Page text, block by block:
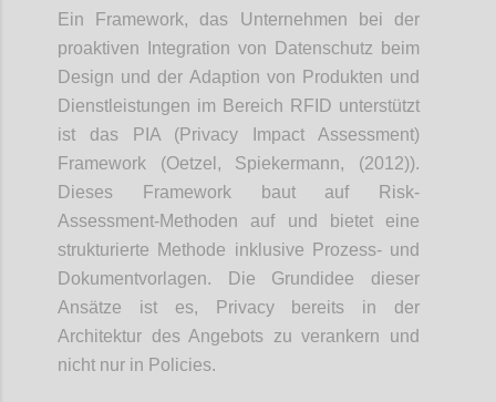
Ein Framework, das Unternehmen bei der
proaktiven Integration von Datenschutz beim
Design und der Adaption von Produkten und
Dienstleistungen im Bereich RFID unterstützt
ist das PIA (Privacy Impact Assessment)
Framework (Oetzel, Spiekermann, (2012)).
Dieses Framework baut auf Risk-
Assessment-Methoden auf und bietet eine
strukturierte Methode inklusive Prozess- und
Dokumentvorlagen. Die Grundidee dieser
Ansätze ist es, Privacy bereits in der
Architektur des Angebots zu verankern und
nicht nur in Policies.